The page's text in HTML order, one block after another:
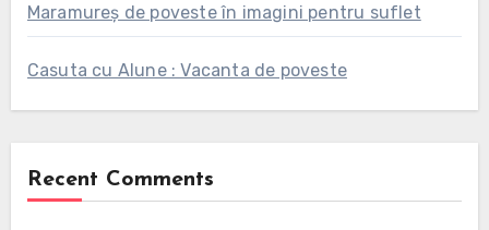
Maramureș de poveste în imagini pentru suflet
Casuta cu Alune : Vacanta de poveste
Recent Comments